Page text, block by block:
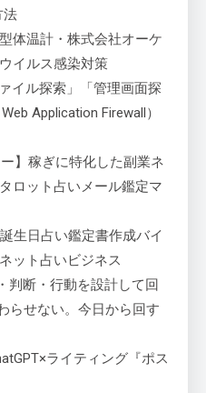
法
体温計・株式会社オーケ
イルス感染対策
イル探索」「管理画面探
Application Firewall）
】稼ぎに特化した副業ネ
ロット占いメール鑑定マ
生日占い鑑定書作成バイ
ット占いビジネス
判断・行動を設計して回
らせない。今日から回す
ライティング『ポス